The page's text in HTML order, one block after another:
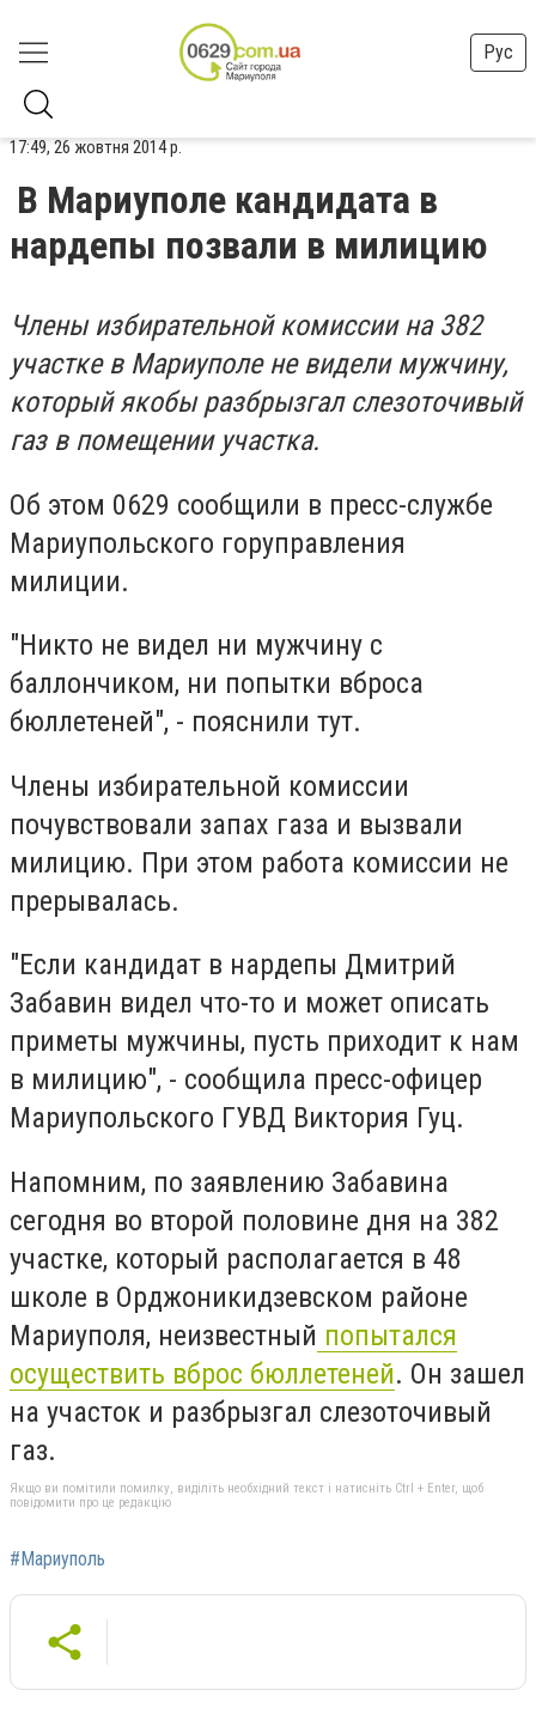
Рус
17:49, 26 жовтня 2014 р.
В Мариуполе кандидата в
нардепы позвали в милицию
Члены избирательной комиссии на 382
участке в Мариуполе не видели мужчину,
который якобы разбрызгал слезоточивый
газ в помещении участка.
Об этом 0629 сообщили в пресс-службе
Мариупольского горуправления
милиции.
"Никто не видел ни мужчину с
баллончиком, ни попытки вброса
бюллетеней", - пояснили тут.
Члены избирательной комиссии
почувствовали запах газа и вызвали
милицию. При этом работа комиссии не
прерывалась.
"Если кандидат в нардепы Дмитрий
Забавин видел что-то и может описать
приметы мужчины, пусть приходит к нам
в милицию", - cообщила пресс-офицер
Мариупольского ГУВД Виктория Гуц.
Напомним, по заявлению Забавина
сегодня во второй половине дня на 382
участке, который располагается в 48
школе в Орджоникидзевском районе
Мариуполя, неизвестный попытался
осуществить вброс бюллетеней. Он зашел
на участок и разбрызгал слезоточивый
газ.
Якщо ви помітили помилку, виділіть необхідний текст і натисніть Ctrl + Enter, щоб
повідомити про це редакцію
#Мариуполь